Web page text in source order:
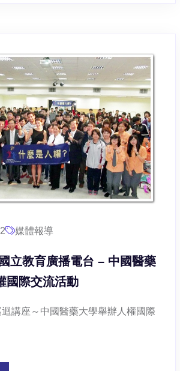
媒體報導
立教育廣播電台 – 中國醫藥
國際交流活動
講座～中國醫藥大學舉辦人權國際